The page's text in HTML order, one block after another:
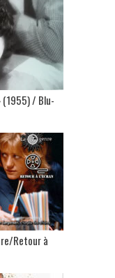
/ Blu-
Retour à